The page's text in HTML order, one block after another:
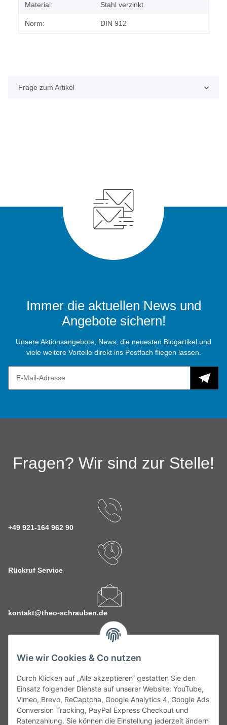
Wie wir Cookies & Co nutzen
Durch Klicken auf „Alle akzeptieren“ gestatten Sie den
Einsatz folgender Dienste auf unserer Website: YouTube,
Vimeo, Brevo, ReCaptcha, Google Analytics 4, Google Ads
Conversion Tracking, PayPal Express Checkout und
Ratenzahlung. Sie können die Einstellung jederzeit ändern
Material: Stahl verzinkt
Norm: DIN 912
Frage zum Artikel
Immer die aktuellen News und
Angebote sichern!
Unsere Aktionsangebote, News, die neuesten Blogartikel und
viele weitere Vorteile direkt ins Postfach fliegen lassen.
Fragen? Wir sind zur Stelle!
+49 921-164 962 90
Rückruf Service
kontakt@theo-schrauben.de
Service
Gesetzliche Informationen